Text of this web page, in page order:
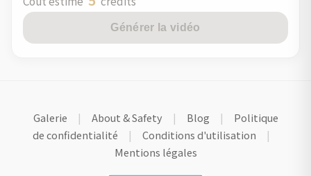
Générer la vidéo
Galerie | About & Safety | Blog |
Politique
de confidentialité
| Conditions d'utilisation
|
Mentions légales